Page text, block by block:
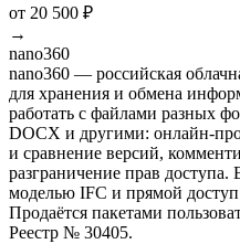
от 20 500 ₽
→
nano360
nano360 — российская
для хранения и обмена
работать с файлами разных
DOCX и другими: онлайн-
и сравнение версий,
разграничение прав
моделью IFC и прямой
Продаётся пакетами
Реестр № 30405.